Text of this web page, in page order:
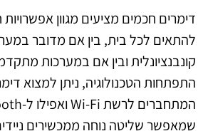
דימרים חכמים מציעים מגוון אפשרויות
להתאים לכל בית, בין אם מדובר
קונבנציונלית ובין אם במערכות
התפתחות הטכנולוגיה, ניתן למצוא
שמאפשר שליטה נוחה ממכשירים